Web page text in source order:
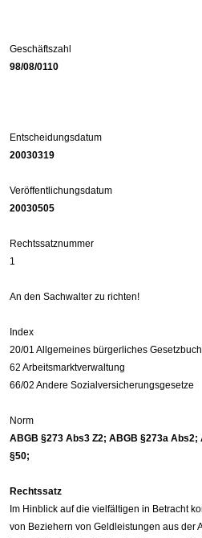
Geschäftszahl
98/08/0110
Entscheidungsdatum
20030319
Veröffentlichungsdatum
20030505
Rechtssatznummer
1
An den Sachwalter zu richten!
Index
20/01 Allgemeines bürgerliches
62 Arbeitsmarktverwaltung
66/02 Andere Sozialversicherungsgesetze
Norm
ABGB §273 Abs3 Z2; ABGB §273a Abs2;
§50;
Rechtssatz
Im Hinblick auf die vielfältigen in Betracht
von Beziehern von Geldleistungen aus der